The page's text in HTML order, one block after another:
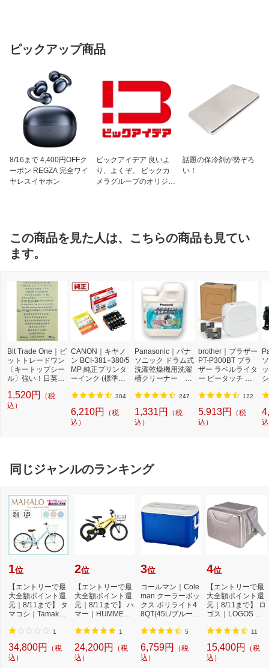
ピックアップ商品
8/16まで 4,400円OFFク
ーポン REGZA 完全ワイ
ヤレスイヤホン
ビックアイデア 良いよ
り、よくぞ。 ビックカ
メラグループのオリジナ
話題の保冷剤が勢ぞろ
い！
この商品を見た人は、こちらの商品も見てい
ます。
Bit Trade One｜ビ
ットトレードワン
〔キートップシー
ル〕強い！日英対
プシールセット ブ
ルー DYKTSBL
1,520円
（税
込）
CANON｜キヤノ
ン BCI-381+380/5
MP 純正プリンタ
ーインク (標準容
3813805MP] 304
6,210円
（税
込）
Panasonic｜パナ
ソニック ドラム式
洗濯乾燥機用洗濯
槽クリーナー N-
機 洗浄 洗剤 750m
247
1,331円
（税
込）
brother｜ブラザー
PT-P300BT ブラ
ザー ラベルライタ
ー ピータッチ キ
T (3.5mm~12mm
OUCH CUBE（ピ
ータッチキュー
122
5,913円
（税
込）
同じジャンルのランキング
1位
【エントリーで最
大全額ポイント還
元｜8/11まで】 タ
マコシ｜Tamakos
1
34,800円
（税
込）
2位
【エントリーで最
大全額ポイント還
元｜8/11まで】 ハ
マー｜HUMMER
車 ...
1
24,200円
（税
込）
3位
コールマン｜Cole
man クーラーボッ
クス ポリライト4
8QT(45L/ブルー)
5
6,759円
（税
込）
4位
【エントリーで最
大全額ポイント還
元｜8/11まで】 ロ
ゴス｜LOGOS ク
ハ...
11
15,400円
（税
込）